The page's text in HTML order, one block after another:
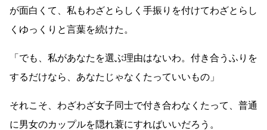
が面白くて、私もわざとらしく手振りを付けてわざとらし
くゆっくりと言葉を続けた。
「でも、私があなたを選ぶ理由はないわ。付き合うふりを
するだけなら、あなたじゃなくたっていいもの」
それこそ、わざわざ女子同士で付き合わなくたって、普通
に男女のカップルを隠れ蓑にすればいいだろう。